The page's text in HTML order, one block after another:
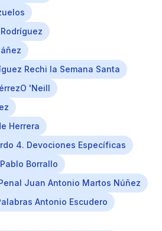
Rechi la Semana Santa
'Neill
Herrera
4. Devociones Específicas
Borrallo
Juan Antonio Martos Núñez
Antonio Escudero